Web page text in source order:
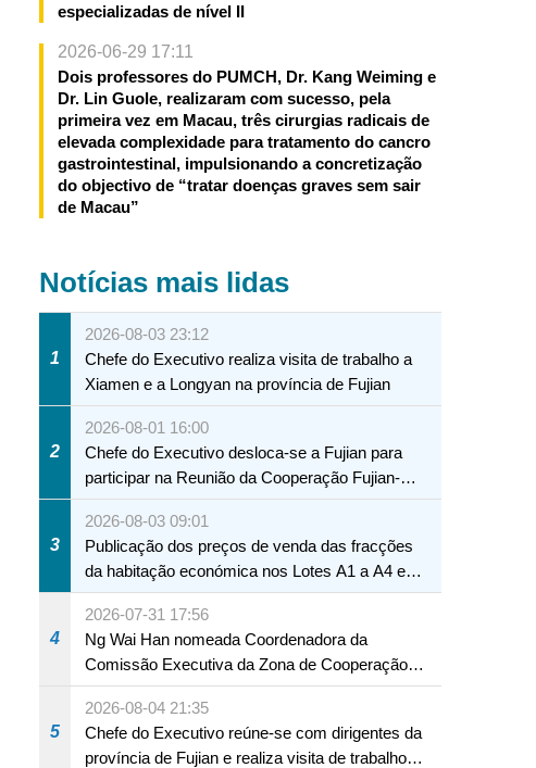
especializadas de nível II
2026-06-29 17:11
Dois professores do PUMCH, Dr. Kang Weiming e
Dr. Lin Guole, realizaram com sucesso, pela
primeira vez em Macau, três cirurgias radicais de
elevada complexidade para tratamento do cancro
gastrointestinal, impulsionando a concretização
do objectivo de “tratar doenças graves sem sair
de Macau”
Notícias mais lidas
1
2026-08-03 23:12
Chefe do Executivo realiza visita de trabalho a
Xiamen e a Longyan na província de Fujian
2
2026-08-01 16:00
Chefe do Executivo desloca-se a Fujian para
participar na Reunião da Cooperação Fujian-
Macau
3
2026-08-03 09:01
Publicação dos preços de venda das fracções
da habitação económica nos Lotes A1 a A4 e
A12 da Zona A dos Novos Aterros
4
2026-07-31 17:56
Ng Wai Han nomeada Coordenadora da
Comissão Executiva da Zona de Cooperação
Aprofundada entre Guangdong e Macau em
Hengqin
5
2026-08-04 21:35
Chefe do Executivo reúne-se com dirigentes da
província de Fujian e realiza visita de trabalho